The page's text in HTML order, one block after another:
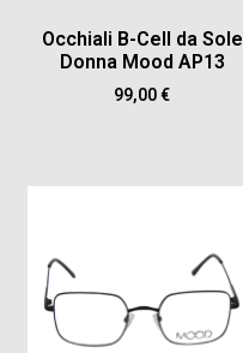
Occhiali B-Cell da Sole
Donna Mood AP13
99,00€